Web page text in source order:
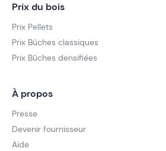
Prix du bois
Prix Pellets
Prix Bûches classiques
Prix Bûches densifiées
À propos
Presse
Devenir fournisseur
Aide